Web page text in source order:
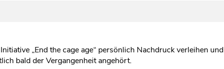
„End the cage age“ persönlich Nachdruck verleihen und
bald der Vergangenheit angehört.